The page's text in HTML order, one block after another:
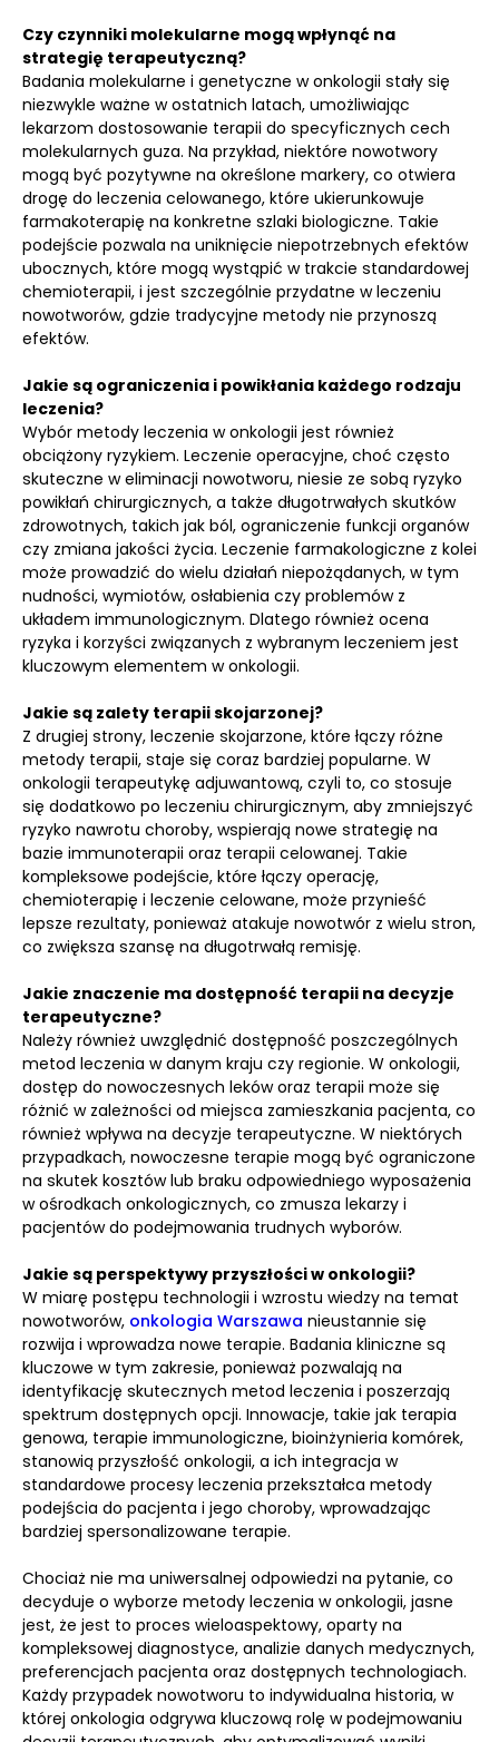
Czy czynniki molekularne mogą wpłynąć na
strategię terapeutyczną?
Badania molekularne i genetyczne w onkologii stały się
niezwykle ważne w ostatnich latach, umożliwiając
lekarzom dostosowanie terapii do specyficznych cech
molekularnych guza. Na przykład, niektóre nowotwory
mogą być pozytywne na określone markery, co otwiera
drogę do leczenia celowanego, które ukierunkowuje
farmakoterapię na konkretne szlaki biologiczne. Takie
podejście pozwala na uniknięcie niepotrzebnych efektów
ubocznych, które mogą wystąpić w trakcie standardowej
chemioterapii, i jest szczególnie przydatne w leczeniu
nowotworów, gdzie tradycyjne metody nie przynoszą
efektów.
Jakie są ograniczenia i powikłania każdego rodzaju
leczenia?
Wybór metody leczenia w onkologii jest również
obciążony ryzykiem. Leczenie operacyjne, choć często
skuteczne w eliminacji nowotworu, niesie ze sobą ryzyko
powikłań chirurgicznych, a także długotrwałych skutków
zdrowotnych, takich jak ból, ograniczenie funkcji organów
czy zmiana jakości życia. Leczenie farmakologiczne z kolei
może prowadzić do wielu działań niepożądanych, w tym
nudności, wymiotów, osłabienia czy problemów z
układem immunologicznym. Dlatego również ocena
ryzyka i korzyści związanych z wybranym leczeniem jest
kluczowym elementem w onkologii.
Jakie są zalety terapii skojarzonej?
Z drugiej strony, leczenie skojarzone, które łączy różne
metody terapii, staje się coraz bardziej popularne. W
onkologii terapeutykę adjuwantową, czyli to, co stosuje
się dodatkowo po leczeniu chirurgicznym, aby zmniejszyć
ryzyko nawrotu choroby, wspierają nowe strategię na
bazie immunoterapii oraz terapii celowanej. Takie
kompleksowe podejście, które łączy operację,
chemioterapię i leczenie celowane, może przynieść
lepsze rezultaty, ponieważ atakuje nowotwór z wielu stron,
co zwiększa szansę na długotrwałą remisję.
Jakie znaczenie ma dostępność terapii na decyzje
terapeutyczne?
Należy również uwzględnić dostępność poszczególnych
metod leczenia w danym kraju czy regionie. W onkologii,
dostęp do nowoczesnych leków oraz terapii może się
różnić w zależności od miejsca zamieszkania pacjenta, co
również wpływa na decyzje terapeutyczne. W niektórych
przypadkach, nowoczesne terapie mogą być ograniczone
na skutek kosztów lub braku odpowiedniego wyposażenia
w ośrodkach onkologicznych, co zmusza lekarzy i
pacjentów do podejmowania trudnych wyborów.
Jakie są perspektywy przyszłości w onkologii?
W miarę postępu technologii i wzrostu wiedzy na temat
nowotworów, onkologia Warszawa nieustannie się
rozwija i wprowadza nowe terapie. Badania kliniczne są
kluczowe w tym zakresie, ponieważ pozwalają na
identyfikację skutecznych metod leczenia i poszerzają
spektrum dostępnych opcji. Innowacje, takie jak terapia
genowa, terapie immunologiczne, bioinżynieria komórek,
stanowią przyszłość onkologii, a ich integracja w
standardowe procesy leczenia przekształca metody
podejścia do pacjenta i jego choroby, wprowadzając
bardziej spersonalizowane terapie.
Chociaż nie ma uniwersalnej odpowiedzi na pytanie, co
decyduje o wyborze metody leczenia w onkologii, jasne
jest, że jest to proces wieloaspektowy, oparty na
kompleksowej diagnostyce, analizie danych medycznych,
preferencjach pacjenta oraz dostępnych technologiach.
Każdy przypadek nowotworu to indywidualna historia, w
której onkologia odgrywa kluczową rolę w podejmowaniu